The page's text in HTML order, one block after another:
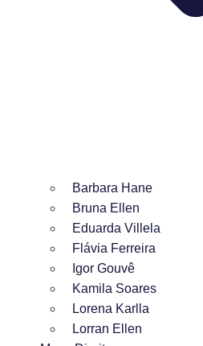
Barbara Hane
Bruna Ellen
Eduarda Villela
Flávia Ferreira
Igor Gouvê
Kamila Soares
Lorena Karlla
Lorran Ellen